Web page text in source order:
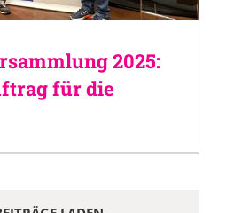
2025:
für die